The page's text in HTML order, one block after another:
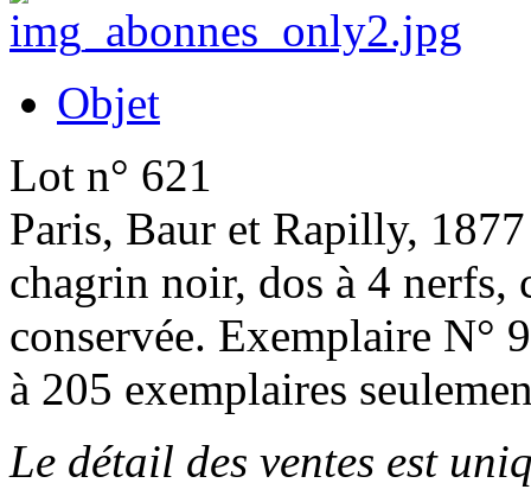
Objet
Lot n° 621
Paris, Baur et Rapilly,
chagrin noir, dos à 4 nerfs,
conservée. Exemplaire N°
à 205 exemplaires
Le détail des ventes est